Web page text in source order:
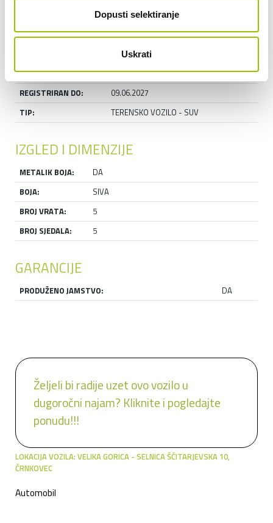
Dopusti selektiranje
Uskrati
OSNOVNE INFORMACIJE
2022
PRVA REGISTRACIJA:
2022
REGISTRIRAN DO:
09.06.2027
TIP:
TERENSKO VOZILO - SUV
IZGLED I DIMENZIJE
METALIK BOJA:
DA
BOJA:
SIVA
BROJ VRATA:
5
BROJ SJEDALA:
5
GARANCIJE
PRODUŽENO JAMSTVO: DA
Željeli bi radije uzet ovo vozilo u
dugoročni najam? Kliknite i pogledajte
ponudu!!!
LOKACIJA VOZILA: VELIKA GORICA - SELNICA ŠĆITARJEVSKA 10,
ČRNKOVEC
Automobil